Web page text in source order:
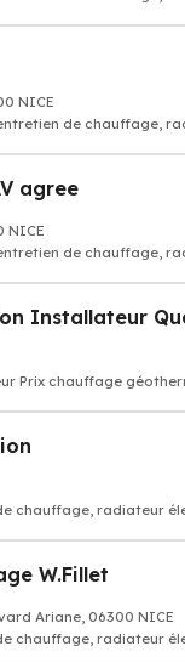
NICE
de chauffage,
agree
NICE
de chauffage,
Installateur
Prix chauffage
chauffage, radiateur
W.Fillet
Ariane, 06300 NICE
chauffage, radiateur